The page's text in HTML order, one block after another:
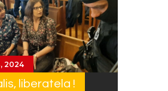
2024
liberatela !